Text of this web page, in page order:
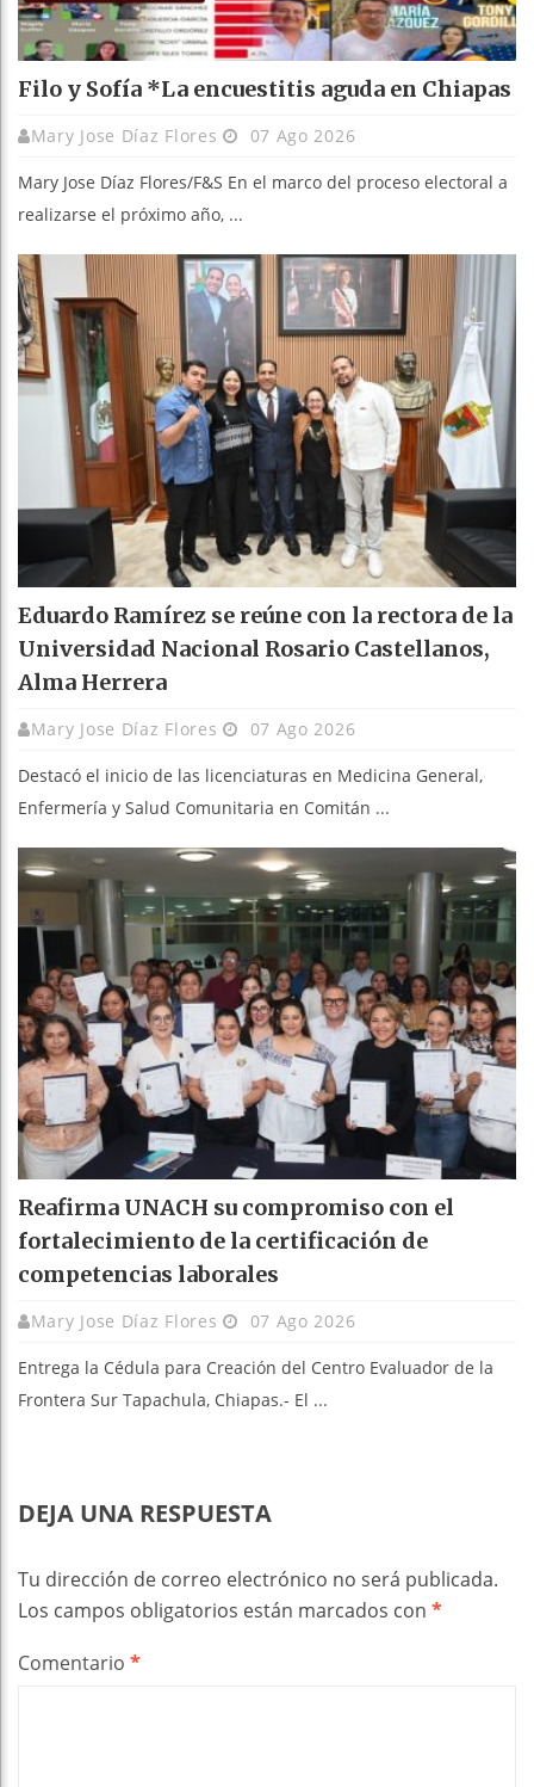
Filo y Sofía *La encuestitis aguda en Chiapas
Mary Jose Díaz Flores 07 Ago 2026
Mary Jose Díaz Flores/F&S En el marco del proceso electoral a
realizarse el próximo año, ...
Eduardo Ramírez se reúne con la rectora de la
Universidad Nacional Rosario Castellanos,
Alma Herrera
Mary Jose Díaz Flores 07 Ago 2026
Destacó el inicio de las licenciaturas en Medicina General,
Enfermería y Salud Comunitaria en Comitán ...
Reafirma UNACH su compromiso con el
fortalecimiento de la certificación de
competencias laborales
Mary Jose Díaz Flores 07 Ago 2026
Entrega la Cédula para Creación del Centro Evaluador de la
Frontera Sur Tapachula, Chiapas.- El ...
DEJA UNA RESPUESTA
Tu dirección de correo electrónico no será publicada.
Los campos obligatorios están marcados con *
Comentario *